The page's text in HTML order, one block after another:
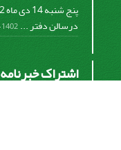
درسالن دفتر ...1402-10-14
اشتراک خبرنامه